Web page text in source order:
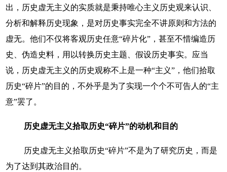
出，历史虚无主义的实质就是秉持唯心主义历史观来认识、
分析和解释历史现象，是对历史事实完全不讲原则和方法的
虚无。他们不仅将客观历史任意“碎片化”，甚至不惜编造历
史、伪造史料，用以转换历史主题、假设历史事实。应当
说，历史虚无主义的历史观称不上是一种“主义”，他们拾取
历史“碎片”的目的，不外乎是为了实现一个个不可告人的“主
意”罢了。
历史虚无主义拾取历史“碎片”的动机和目的
历史虚无主义拾取历史“碎片”不是为了研究历史，而是
为了达到其政治目的。